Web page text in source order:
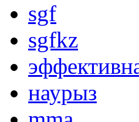
sgf
sgfkz
наурыз